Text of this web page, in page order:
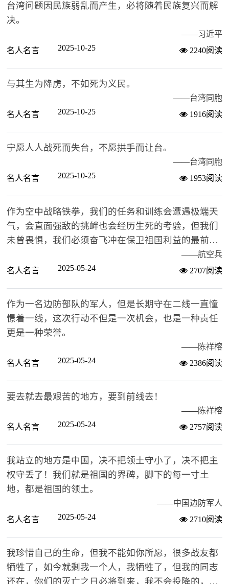
台湾问题因民族弱乱而产生，必将随着民族复兴而解
决。
——习近平
名人名言
2025-10-25 2240阅读
与其生为降虏，不如死为义民。
——台湾同胞
名人名言
2025-10-25 1916阅读
宁愿人人战死而失台，不愿拱手而让台。
——台湾同胞
名人名言
2025-10-25 1953阅读
作为空中战略铁拳，我们的任务和训练会遭遇极端天
气，会直面强敌的挑衅也会经历生死的考验，但我们
未曾畏惧，我们必须奋飞冲在保卫祖国利益的最前
——航空兵
名人名言
2025-05-24 2707阅读
作为一名边防部队的军人，但是长期守在二线一直憧
憬着一线，这次行动不但是一次机会，也是一种责任
更是一种荣誉。
——陈祥榕
名人名言
2025-05-24 2386阅读
要去就去最艰苦的地方，要到前线去！
——陈祥榕
名人名言
2025-05-24 2757阅读
我站立的地方是中国，决不把领土守小了，决不把主
权守丢了！我们就是祖国的界碑，脚下的每一寸土
地，都是祖国的领土。
——中国边防军人
名人名言
2025-05-24 2710阅读
我珍惜自己的生命，但我不能如你所愿，很多战友都
牺牲了，如今就剩我一个人，我牺牲了，但我的同志
还在，你们的灭亡之日必将到来，我不会投降的，不